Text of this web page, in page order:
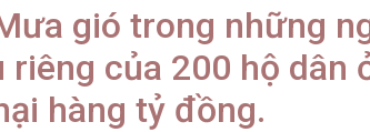
gió trong những
riêng của 200 hộ dân
hàng tỷ đồng.